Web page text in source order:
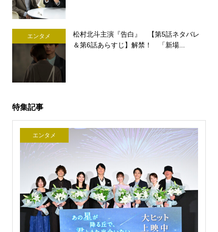
エンタメ
松村北斗主演『告白』 【第5話ネタバレ
＆第6話あらすじ】解禁！ 「新場...
特集記事
エンタメ